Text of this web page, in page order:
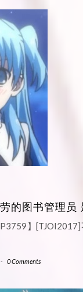
的图书管理员
】
- 0 Comments